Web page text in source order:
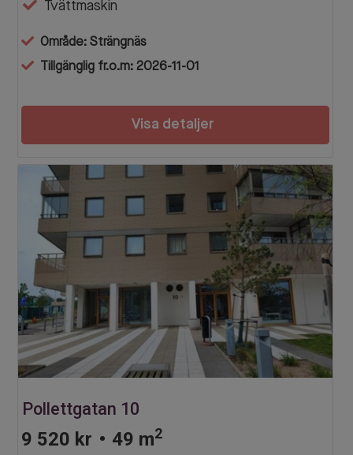
Tvättmaskin
Område: Strängnäs
Tillgänglig fr.o.m: 2026-11-01
Visa detaljer
Pollettgatan 10
9 520 kr • 49 m2